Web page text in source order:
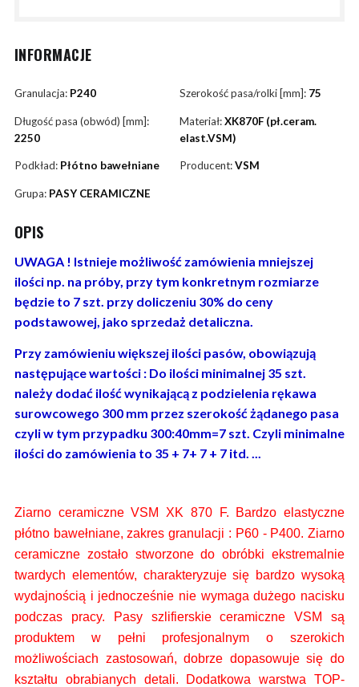
INFORMACJE
Granulacja: P240 Szerokość pasa/rolki [mm]: 75
Długość pasa (obwód) [mm]:
2250
Materiał:XK870F (pł.ceram.
elast.VSM)
Podkład: Płótno bawełniane Producent:VSM
Grupa: PASY CERAMICZNE
OPIS
UWAGA ! Istnieje możliwość zamówienia mniejszej
ilości np. na próby, przy tym konkretnym rozmiarze
będzie to 7 szt. przy doliczeniu 30% do ceny
podstawowej, jako sprzedaż detaliczna.
Przy zamówieniu większej ilości pasów, obowiązują
następujące wartości : Do ilości minimalnej 35 szt.
należy dodać ilość wynikającą z podzielenia rękawa
surowcowego 300 mm przez szerokość żądanego pasa
czyli w tym przypadku 300:40mm=7 szt. Czyli minimalne
ilości do zamówienia to 35 + 7+ 7 + 7 itd. ...
Ziarno ceramiczne VSM XK 870 F. Bardzo elastyczne
płótno bawełniane, zakres granulacji : P60 - P400. Ziarno
ceramiczne zostało stworzone do obróbki ekstremalnie
twardych elementów, charakteryzuje się bardzo wysoką
wydajnością i jednocześnie nie wymaga dużego nacisku
podczas pracy. Pasyszlifierskie ceramiczne VSM są
produktem w pełni profesjonalnym o szerokich
możliwościach zastosowań, dobrze dopasowuje się do
kształtu obrabianych detali. Dodatkowa warstwa TOP-